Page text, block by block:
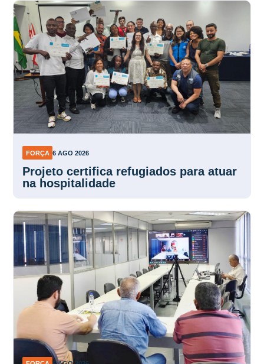
FORÇA 6 AGO 2026
Projeto certifica refugiados para atuar
na hospitalidade